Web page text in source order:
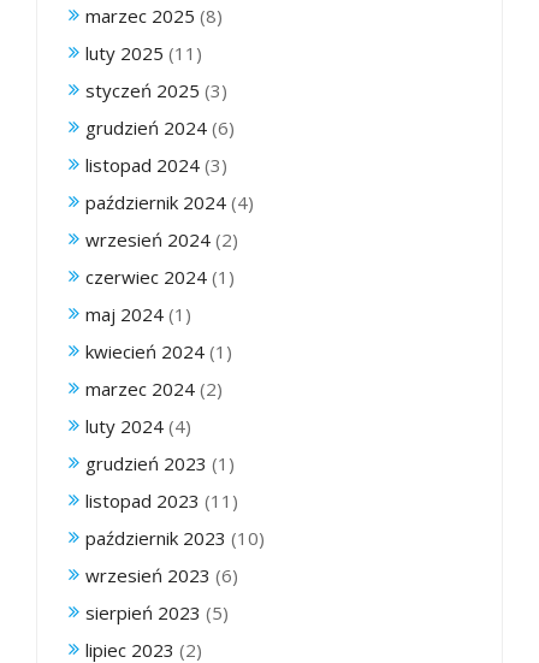
marzec 2025 (8)
luty 2025 (11)
styczeń 2025 (3)
grudzień 2024 (6)
listopad 2024 (3)
październik 2024 (4)
wrzesień 2024 (2)
czerwiec 2024 (1)
maj 2024 (1)
kwiecień 2024 (1)
marzec 2024 (2)
luty 2024 (4)
grudzień 2023 (1)
listopad 2023 (11)
październik 2023 (10)
wrzesień 2023 (6)
sierpień 2023 (5)
lipiec 2023 (2)